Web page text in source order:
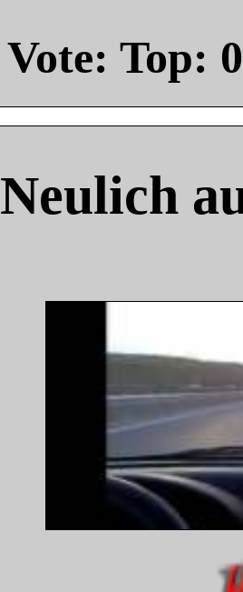
Vote: Top: 0
Neulich